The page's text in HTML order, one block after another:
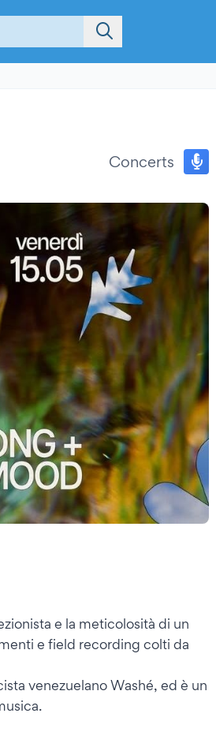
Concerts
e la meticolosità di un
e field recording colti da
venezuelano Washé, ed è un